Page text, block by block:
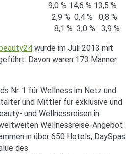
14,6 % 13,5 %
% 0,4 % 0,8 %
% 3,0 % 3,9 %
wurde im Juli 2013 mit
Davon waren 173 Männer
Nr. 1 für Wellness im Netz und
und Mittler für exklusive und
und Wellnessreisen in
Wellnessreise-Angebot
in über 650 Hotels, DaySpas
des